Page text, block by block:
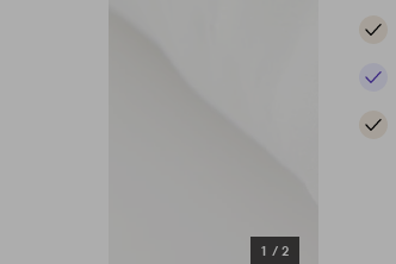
1 / 2